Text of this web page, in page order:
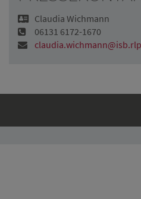
Claudia Wichmann
06131 6172-1670